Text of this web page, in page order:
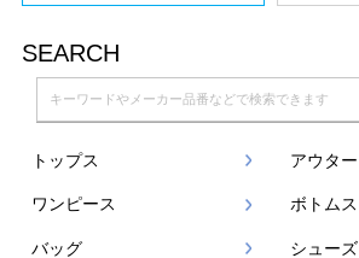
SEARCH
トップス アウター
ワンピース ボトムス
バッグ シューズ